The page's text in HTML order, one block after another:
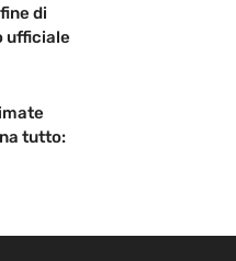
di
ufficiale
tutto: